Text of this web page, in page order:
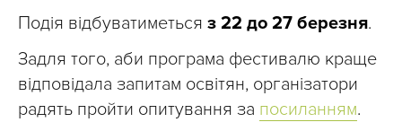
Подія відбуватиметься з 22 до 27 березня.
Задля того, аби програма фестивалю краще
відповідала запитам освітян, організатори
радять пройти опитування за посиланням.